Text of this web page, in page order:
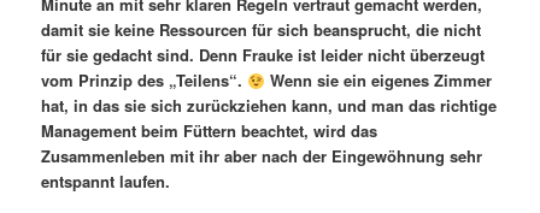
damit sie keine Ressourcen für sich beansprucht, die nicht
für sie gedacht sind. Denn Frauke ist leider nicht überzeugt
vom Prinzip des „Teilens“.
Wenn sie ein eigenes Zimmer
hat, in das sie sich zurückziehen kann, und man das richtige
Management beim Füttern beachtet, wird das
Zusammenleben mit ihr aber nach der Eingewöhnung sehr
entspannt laufen.